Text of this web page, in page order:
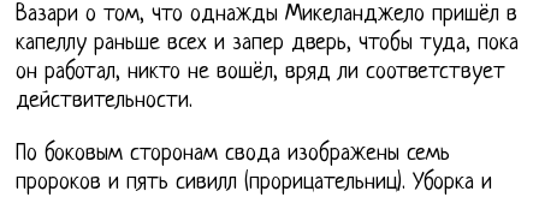
Вазари о том, что однажды Микеланджело пришёл в
капеллу раньше всех и запер дверь, чтобы туда, пока
он работал, никто не вошёл, вряд ли соответствует
действительности.
По боковым сторонам свода изображены семь
пророков и пять сивилл (прорицательниц). Уборка и